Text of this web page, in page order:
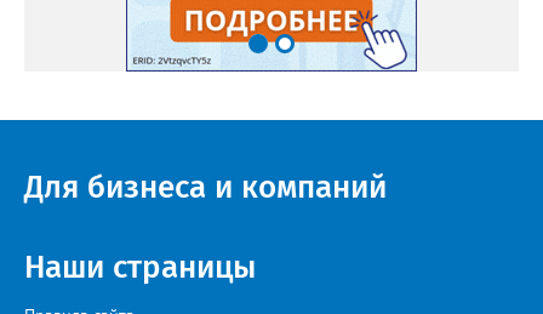
Для бизнеса и компаний
Наши страницы